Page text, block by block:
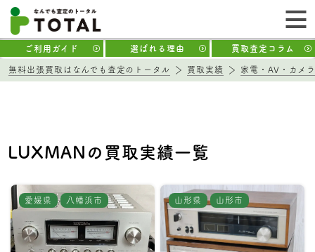
ご利用ガイド 選ばれる理由 買取査定コラム
無料出張買取はなんでも査定のトータル 買取実績 家電・AV・カメラ
LUXMANの買取実績一覧
愛媛県 八幡浜市 山形県 山形市